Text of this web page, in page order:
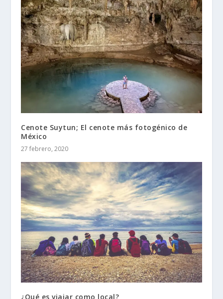
Cenote Suytun; El cenote más fotogénico de
México
27 febrero, 2020
¿Qué es viajar como local?